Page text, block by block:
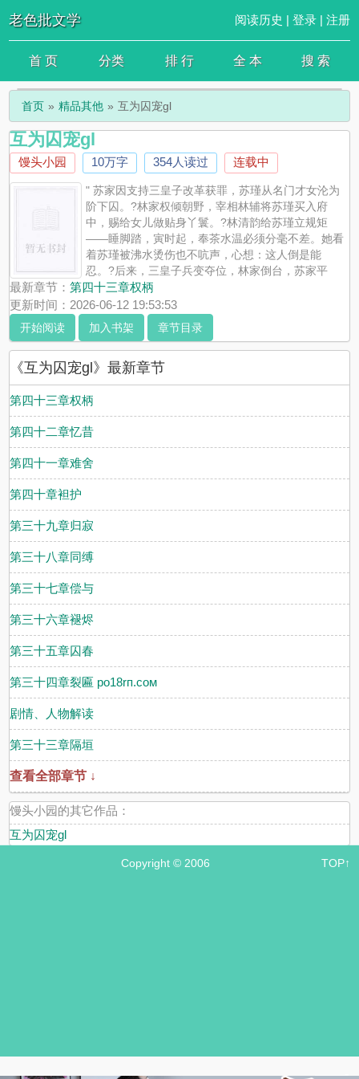
老色批文学 阅读历史 | 登录| 注册
首 页 分类 排 行 全 本 搜 索
首页 精品其他 互为囚宠gl
互为囚宠gl
馒头小园 10万字 354人读过 连载中
" 苏家因支持三皇子改革获罪，苏瑾从名门才女沦为
阶下囚。?林家权倾朝野，宰相林辅将苏瑾买入府
中，赐给女儿做贴身丫鬟。?林清韵给苏瑾立规矩
——睡脚踏，寅时起，奉茶水温必须分毫不差。她看
着苏瑾被沸水烫伤也不吭声，心想：这人倒是能
忍。?后来，三皇子兵变夺位，林家倒台，苏家平
反。昔日跪在脚踏上的丫鬟，成了新朝新贵；昔日高高在上的千金，
沦为阶下囚。?身份逆转，地位互换。?所有人都以为苏瑾会千百倍地
报复回去。?可她只是站在牢门外，隔着铁栏看着里面那个披头散发
的身影，沉默了很久。?“林清韵，我来接你。”?林清韵抬起头，看见
她伸进来的那只手——手背上还留着烫出的疤。?她以为她们之间只
有仇。可那些深夜里偷偷盖好的被角、病榻边擦身的帕子、除夕夜喂
到唇边的点心，早已在两人之间织成了一张无人能解的网。?仇是真
的。可动了心，也是真的。
最新章节：第四十三章权柄
更新时间：2026-06-12 19:53:53
开始阅读 加入书架 章节目录
《互为囚宠gl》最新章节
第四十三章权柄
第四十二章忆昔
第四十一章难舍
第四十章袒护
第三十九章归寂
第三十八章同缚
第三十七章偿与
第三十六章褪烬
第三十五章囚春
第三十四章裂匾 po18rп.coм
剧情、人物解读
第三十三章隔垣
查看全部章节 ↓
馒头小园的其它作品：
互为囚宠gl
Copyright © 2006 TOP↑